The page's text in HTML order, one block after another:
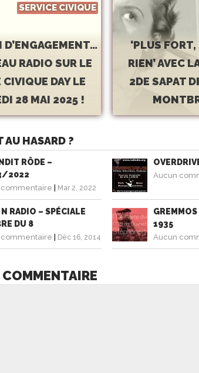
SERVICE CIVIQUE
D’ENGAGEMENT…
RADIO SUR LE
CIVIQUE DAY LE
28 MAI 2025 !
‘PLUS
RIEN’ AVEC
2DE SAPAT
AU HASARD ?
RÔDE –
2022
Mar 2, 2022
Aucun
N RADIO – SPÉCIALE
DU 8
Déc 16, 2014
1935
Aucun